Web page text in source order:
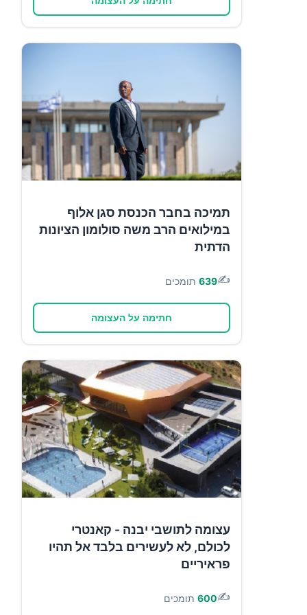
תמיכה בחבר הכנסת סגן אלוף
במילואים הרב משה סולומון הציונות
הדתית
✍️
639 תומכים
חתימה על העצומה
עצומה לתושבי יבנה - קאנטרי
לכולם, לא לעשירים בלבד אל תהיו
פראיריים
✍️
600 תומכים